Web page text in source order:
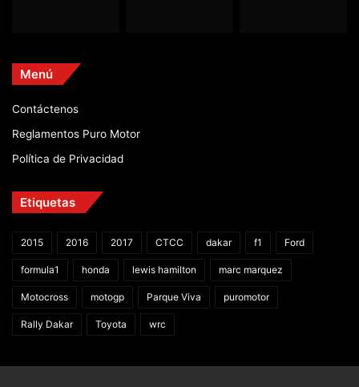
Menú
Contáctenos
Reglamentos Puro Motor
Política de Privacidad
Etiquetas
2015 2016 2017 CTCC dakar f1 Ford
formula1 honda lewis hamilton marc marquez
Motocross motogp Parque Viva puromotor
Rally Dakar Toyota wrc